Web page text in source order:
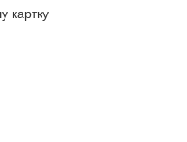
картку